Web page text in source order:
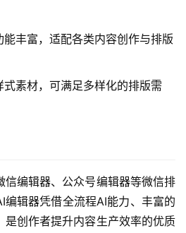
丰富，适配各类内容创作与排版
素材，可满足多样化的排版需
信编辑器、公众号编辑器等微信排
编辑器凭借全流程AI能力、丰富的
是创作者提升内容生产效率的优质